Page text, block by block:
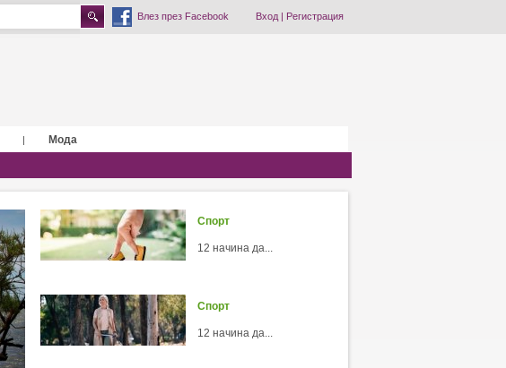
Влез през Facebook Вход| Регистрация
| Мода
Спорт
12 начина да...
Спорт
12 начина да...